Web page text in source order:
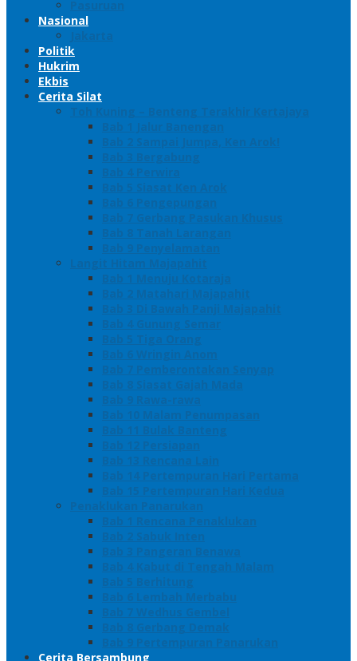
Pasuruan
Nasional
Jakarta
Politik
Hukrim
Ekbis
Cerita Silat
Toh Kuning – Benteng Terakhir Kertajaya
Bab 1 Jalur Banengan
Bab 2 Sampai Jumpa, Ken Arok!
Bab 3 Bergabung
Bab 4 Perwira
Bab 5 Siasat Ken Arok
Bab 6 Pengepungan
Bab 7 Gerbang Pasukan Khusus
Bab 8 Tanah Larangan
Bab 9 Penyelamatan
Langit Hitam Majapahit
Bab 1 Menuju Kotaraja
Bab 2 Matahari Majapahit
Bab 3 Di Bawah Panji Majapahit
Bab 4 Gunung Semar
Bab 5 Tiga Orang
Bab 6 Wringin Anom
Bab 7 Pemberontakan Senyap
Bab 8 Siasat Gajah Mada
Bab 9 Rawa-rawa
Bab 10 Malam Penumpasan
Bab 11 Bulak Banteng
Bab 12 Persiapan
Bab 13 Rencana Lain
Bab 14 Pertempuran Hari Pertama
Bab 15 Pertempuran Hari Kedua
Penaklukan Panarukan
Bab 1 Rencana Penaklukan
Bab 2 Sabuk Inten
Bab 3 Pangeran Benawa
Bab 4 Kabut di Tengah Malam
Bab 5 Berhitung
Bab 6 Lembah Merbabu
Bab 7 Wedhus Gembel
Bab 8 Gerbang Demak
Bab 9 Pertempuran Panarukan
Cerita Bersambung